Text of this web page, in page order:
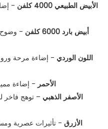
الأبيض الطبيعي 4000 كلفن
-
أبيض بارد 6000 كلفن
- وضوح
اللون الوردي - إضاءة مرحة
الأحمر - إضاءة
الأصفر الذهبي – توهج فاخر
الأزرق - تأثيرات عصرية